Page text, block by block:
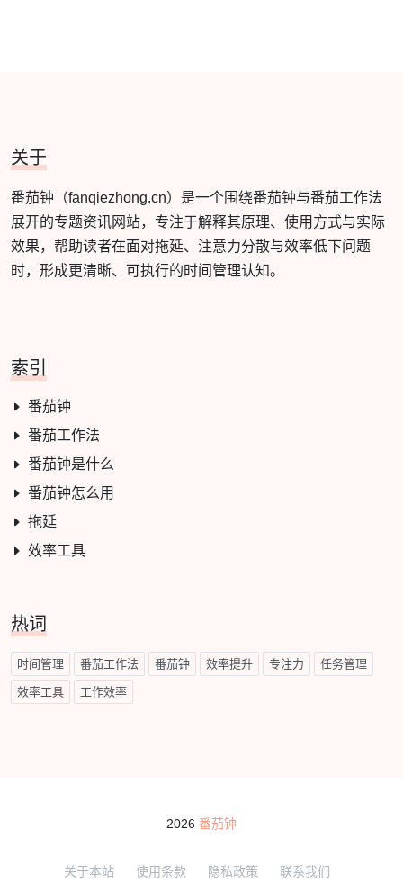
关于
番茄钟（fanqiezhong.cn）是一个围绕番茄钟与番茄工作法
展开的专题资讯网站，专注于解释其原理、使用方式与实际
效果，帮助读者在面对拖延、注意力分散与效率低下问题
时，形成更清晰、可执行的时间管理认知。
索引
番茄钟
番茄工作法
番茄钟是什么
番茄钟怎么用
拖延
效率工具
热词
时间管理 番茄工作法 番茄钟 效率提升 专注力 任务管理
效率工具 工作效率
2026 番茄钟
关于本站 使用条款 隐私政策 联系我们